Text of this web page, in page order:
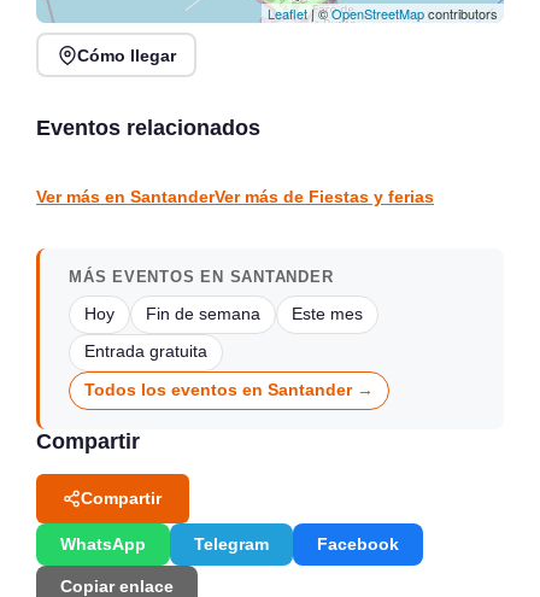
Leaflet| ©OpenStreetMapcontributors
Cómo llegar
Eventos relacionados
Fiestas de Cóbreces
Pedrucu y San Roque
Cobreces
Ver más en SantanderVer más de Fiestas y ferias
MÁS EVENTOS EN SANTANDER
Hoy Fin de semana Este mes
Entrada gratuita
Todos los eventos en Santander →
Compartir
Compartir
WhatsApp Telegram Facebook
Copiar enlace